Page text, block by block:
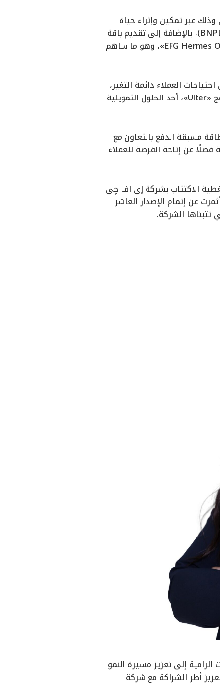
عبر تمكين وإثراء حياة
ملايين الأفراد في مختلف أنحاء مصر من خلال «U»، منصة الشراء الآن والدفع لاحقًا (BNPL)، بالإضافة إلى تقديم باقة
متنوعة من المنتجات الاستثمارية من بينها صندوق «AZ Valu» النقدي وتطبيق «EFG Hermes ONE»، وهو ما ساهم
العملاء دائمة التغير،
ومن بينها برنامج الاسترداد النقدي الفوري «شقلباظ» ومنتج «أكيد» الادخاري، وبرنامج «Ulter»، أحد الحلول التمويلية
مسبقة الدفع بالتعاون مع
عن إتاحة الفرصة للعملاء
الاكتتاب بشركة إي اف چي
عن إتمام الإصدار العاشر
تتبناها الشركة.
إلى تعزيز مسيرة النمو
أطر الشراكة مع شركة